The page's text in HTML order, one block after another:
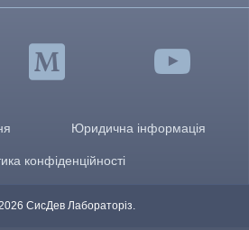
Юридична інформація
конфіденційності
СисДев Лабораторіз.